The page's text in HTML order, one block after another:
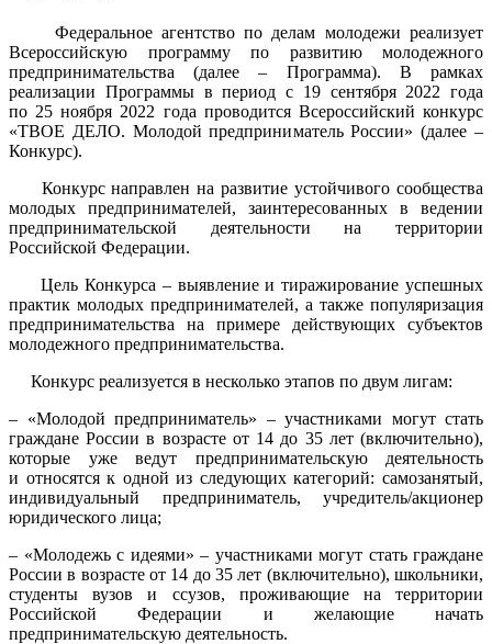
Федеральное агентство по делам молодежи реализует
Всероссийскую программу по развитию молодежного
предпринимательства (далее – Программа). В рамках
реализации Программы в период с 19 сентября 2022 года
по 25 ноября 2022 года проводится Всероссийский конкурс
«ТВОЕ ДЕЛО. Молодой предприниматель России» (далее –
Конкурс).
Конкурс направлен на развитие устойчивого сообщества
молодых предпринимателей, заинтересованных в ведении
предпринимательской деятельности на территории
Российской Федерации.
Цель Конкурса – выявление и тиражирование успешных
практик молодых предпринимателей, а также популяризация
предпринимательства на примере действующих субъектов
молодежного предпринимательства.
Конкурс реализуется в несколько этапов по двум лигам:
– «Молодой предприниматель» – участниками могут стать
граждане России в возрасте от 14 до 35 лет (включительно),
которые уже ведут предпринимательскую деятельность
и относятся к одной из следующих категорий: самозанятый,
индивидуальный предприниматель, учредитель/акционер
юридического лица;
– «Молодежь с идеями» – участниками могут стать граждане
России в возрасте от 14 до 35 лет (включительно), школьники,
студенты вузов и ссузов, проживающие на территории
Российской Федерации и желающие начать
предпринимательскую деятельность.